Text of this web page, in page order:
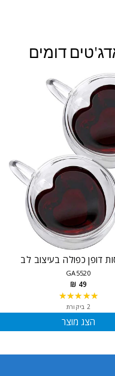
דומים
דופן כפולה בעיצוב לב
GA5520
49 ₪
★★★★★
of
stars
2 ביקורת
הצג מוצר